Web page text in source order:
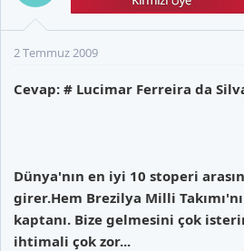
2 Temmuz 2009
Cevap: # Lucimar Ferreira da
Dünya'nın en iyi 10 stoperi
girer.Hem Brezilya Milli
kaptanı. Bize gelmesini çok
ihtimali çok zor...